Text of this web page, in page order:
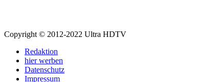
Copyright © 2012-2022 Ultra HDTV
Redaktion
hier werben
Datenschutz
Impressum